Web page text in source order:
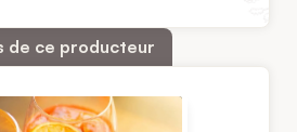
de ce producteur